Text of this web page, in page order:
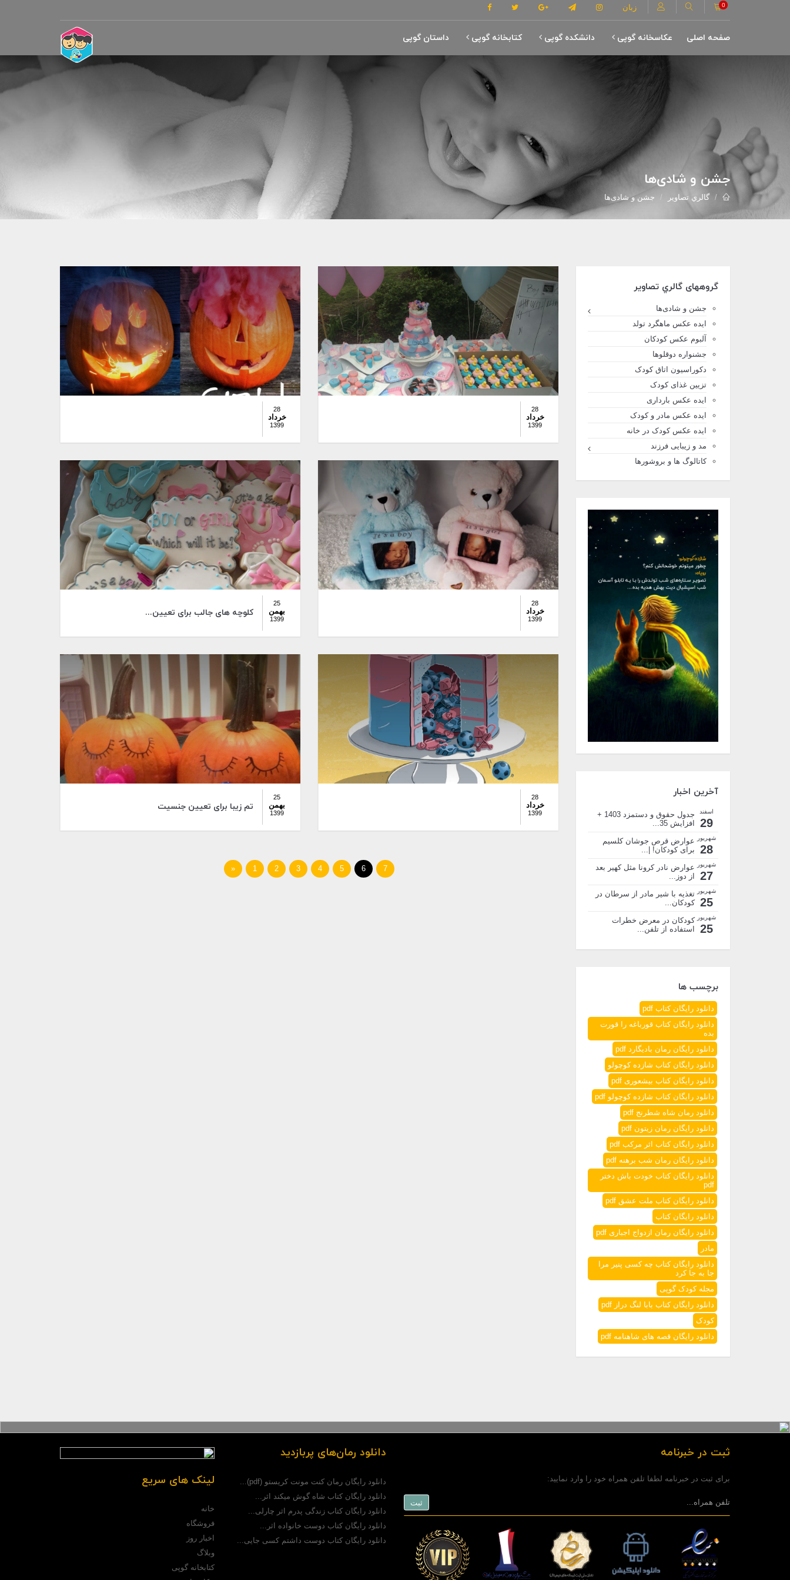
زبان 0
صفحه اصلی عکاسخانه گوپی دانشکده گوپی کتابخانه گوپی داستان گوپی
جشن و شادی‌ها
گالري تصاوير جشن و شادی‌ها
28
خرداد
1399
28
خرداد
1399
28
خرداد
1399
25
بهمن
1399
کلوچه های جالب برای تعیین...
28
خرداد
1399
25
بهمن
1399
تم زیبا برای تعیین جنسیت
« 1 2 3 4 5 6 7
گروههای گالري تصاوير
جشن و شادی‌ها
ایده عکس ماهگرد تولد
آلبوم عکس کودکان
جشنواره دوقلوها
دکوراسیون اتاق کودک
تزیین غذای کودک
ایده عکس بارداری
ایده عکس مادر و کودک
ایده عکس کودک در خانه
مد و زیبایی فرزند
کاتالوگ ها و بروشورها
آخرین اخبار
اسفند
29
جدول حقوق و دستمزد 1403 +
افزایش 35...
شهریور
28
عوارض قرص جوشان کلسیم
برای کودکان! |...
شهریور
27
عوارض نادر کرونا مثل کهیر بعد
از دوز...
شهریور
25
تغذیه با شیر مادر از سرطان در
کودکان...
شهریور
25
کودکان در معرض خطرات
استفاده از تلفن...
برچسب ها
دانلود رایگان کتاب pdf
دانلود رایگان کتاب قورباغه را قورت
بده
دانلود رایگان رمان بادیگارد pdf
دانلود رایگان کتاب شازده کوچولو
دانلود رایگان کتاب بیشعوری pdf
دانلود رایگان کتاب شازده کوچولو pdf
دانلود رمان شاه شطرنج pdf
دانلود رایگان رمان زیتون pdf
دانلود رایگان کتاب اثر مرکب pdf
دانلود رایگان رمان شب برهنه pdf
دانلود رایگان کتاب خودت باش دختر
pdf
دانلود رایگان کتاب ملت عشق pdf
دانلود رایگان کتاب
دانلود رایگان رمان ازدواج اجباری pdf
مادر
دانلود رایگان کتاب چه کسی پنیر مرا
جا به جا کرد
مجله کودک گوپی
دانلود رایگان کتاب بابا لنگ دراز pdf
کودک
دانلود رایگان قصه های شاهنامه pdf
لینک های سریع
خانه
فروشگاه
اخبار روز
وبلاگ
کتابخانه گوپی
دانلود رمان‌های پربازدید
دانلود رایگان رمان کنت مونت کریستو (pdf)...
دانلود رایگان کتاب شاه گوش میکند اثر...
دانلود رایگان کتاب زندگی پدرم اثر چارلی...
دانلود رایگان کتاب دوست خانواده اثر...
دانلود رایگان کتاب دوست داشتم کسی جایی...
ثبت در خبرنامه
برای ثبت در خبرنامه لطفا تلفن همراه خود را وارد نمایید: